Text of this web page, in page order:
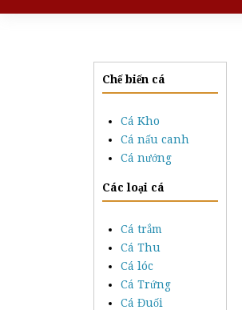
Chế biến cá
Cá Kho
Cá nấu canh
Cá nướng
Các loại cá
Cá trắm
Cá Thu
Cá lóc
Cá Trứng
Cá Đuối